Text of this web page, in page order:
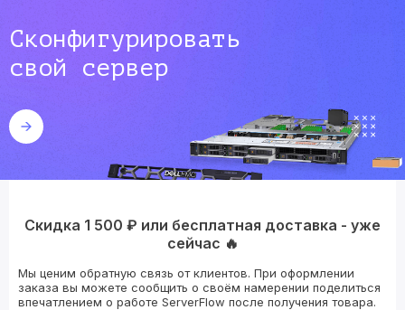
Сконфигурировать
свой сервер
Скидка 1 500 ₽ или бесплатная доставка - уже
сейчас 🔥
Мы ценим обратную связь от клиентов. При оформлении
заказа вы можете сообщить о своём намерении поделиться
впечатлением о работе ServerFlow после получения товара.